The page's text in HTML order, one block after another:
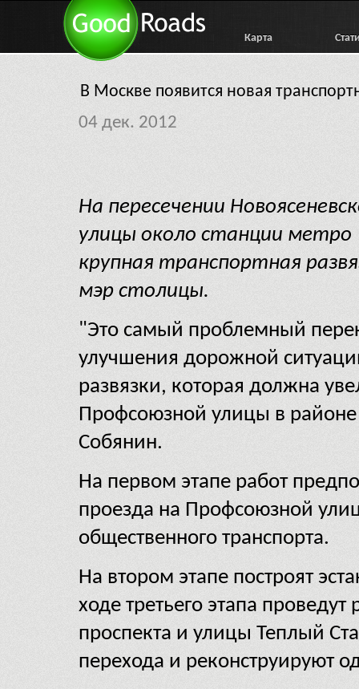
Карта
В Москве появится новая
04 дек. 2012
На пересечении
улицы около станции
крупная транспортная
мэр столицы.
"Это самый проблемный
улучшения дорожной
развязки, которая должна
Профсоюзной улицы в
Собянин.
На первом этапе работ
проезда на Профсоюзной
общественного транспорта.
На втором этапе построят
ходе третьего этапа
проспекта и улицы Теплый
перехода и реконструируют